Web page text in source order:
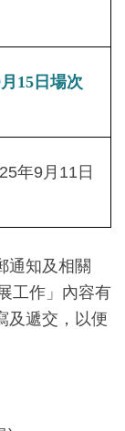
15日場次
年9月11日
通知及相關
工作」內容有
及遞交，以便